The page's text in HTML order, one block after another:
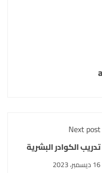
Next post
تدريب الكوادر البشرية
16 ديسمبر، 2023